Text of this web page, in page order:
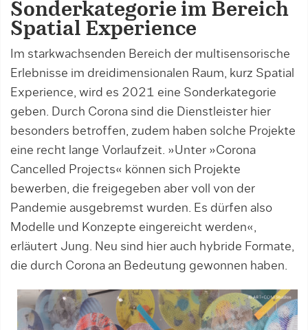
Sonderkategorie im Bereich
Spatial Experience
Im starkwachsenden Bereich der multisensorische
Erlebnisse im dreidimensionalen Raum, kurz Spatial
Experience, wird es 2021 eine Sonderkategorie
geben. Durch Corona sind die Dienstleister hier
besonders betroffen, zudem haben solche Projekte
eine recht lange Vorlaufzeit. »Unter »Corona
Cancelled Projects« können sich Projekte
bewerben, die freigegeben aber voll von der
Pandemie ausgebremst wurden. Es dürfen also
Modelle und Konzepte eingereicht werden«,
erläutert Jung. Neu sind hier auch hybride Formate,
die durch Corona an Bedeutung gewonnen haben.